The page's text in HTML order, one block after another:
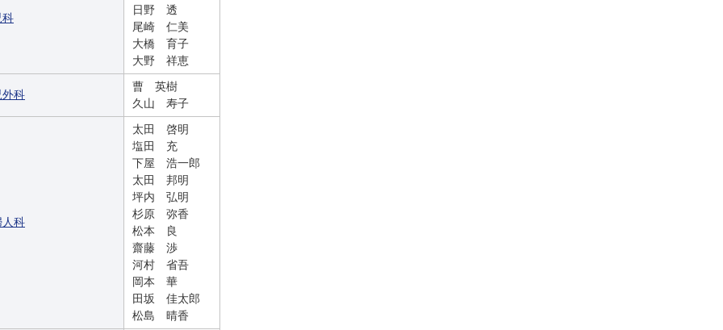
科
日野 透
尾崎 仁美
大橋 育子
大野 祥恵
外科
曹 英樹
久山 寿子
人科
太田 啓明
塩田 充
下屋 浩一郎
太田 邦明
坪内 弘明
杉原 弥香
松本 良
齋藤 渉
河村 省吾
岡本 華
田坂 佳太郎
松島 晴香